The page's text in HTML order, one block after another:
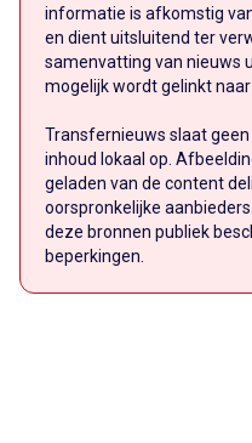
informatie is afkomstig
en dient uitsluitend ter
samenvatting van nieuws
mogelijk wordt gelinkt
Transfernieuws slaat
inhoud lokaal op.
geladen van de content
oorspronkelijke
deze bronnen publiek
beperkingen.